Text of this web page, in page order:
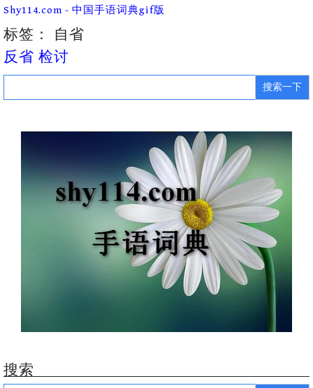
Skip
content
Shy114.com - 中国手语词典gif版
标签：
自省
反省 检讨
Search
搜索